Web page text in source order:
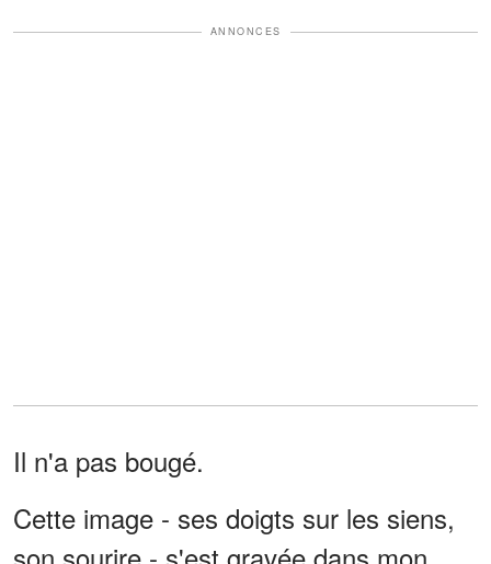
ANNONCES
Il n'a pas bougé.
Cette image - ses doigts sur les siens,